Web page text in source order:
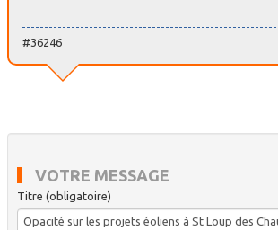
#36246
VOTRE MESSAGE
Titre (obligatoire)